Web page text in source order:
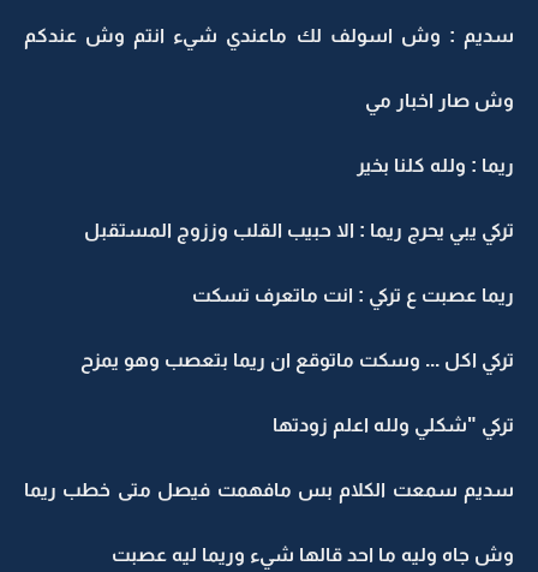
: وش اسولف لك ماعندي شيء انتم وش عندكم
صار اخبار مي
: ولله كلنا بخير
يبي يحرج ريما : الا حبيب القلب وززوج المستقبل
عصبت ع تركي : انت ماتعرف تسكت
اكل ... وسكت ماتوقع ان ريما بتعصب وهو يمزح
"شكلي ولله اعلم زودتها
سمعت الكلام بس مافهمت فيصل متى خطب ريما
جاه وليه ما احد قالها شيء وريما ليه عصبت